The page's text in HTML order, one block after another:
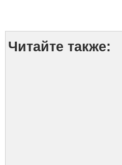
Читайте также: